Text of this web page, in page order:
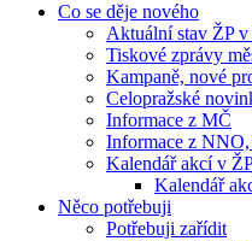
Co se děje nového
Aktuální stav ŽP v
Tiskové zprávy
Kampaně, nové
Celopražské
Informace z MČ
Informace z NNO,
Kalendář akcí v
Kalendář
Něco potřebuji
Potřebuji zařídit